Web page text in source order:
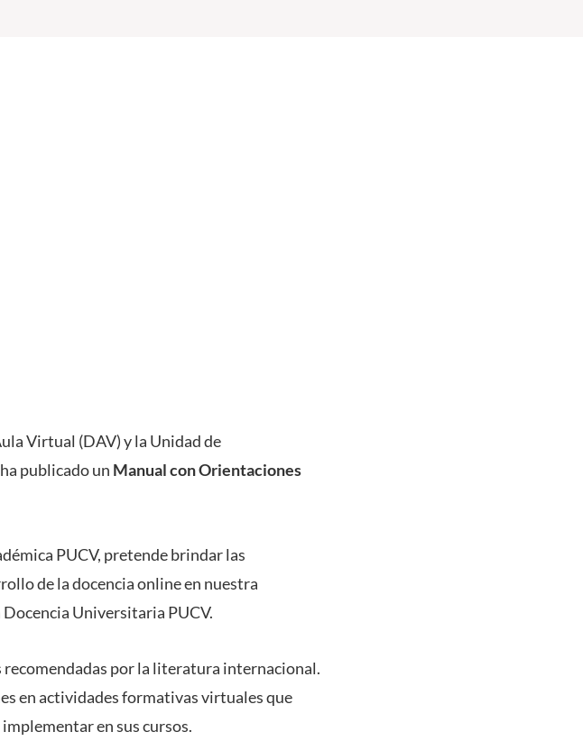
Virtual (DAV) y la Unidad de
publicado un Manual con Orientaciones
PUCV, pretende brindar las
de la docencia online en nuestra
Universitaria PUCV.
por la literatura internacional.
en actividades formativas virtuales que
en sus cursos.